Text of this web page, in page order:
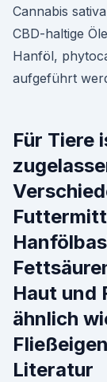
Cannabis
CBD-haltige
Hanföl,
aufgeführt
Für Tiere
Haut und
ähnlich
Literatur